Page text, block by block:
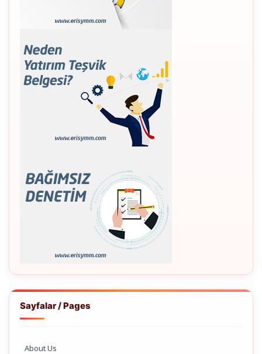
Sayfalar / Pages
About Us